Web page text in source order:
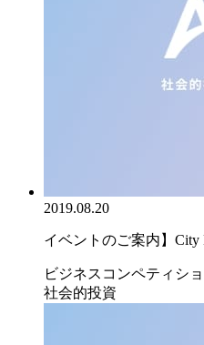
2019.08.20
イベントのご案内】City
ビジネスコンペティシ
社会的投資